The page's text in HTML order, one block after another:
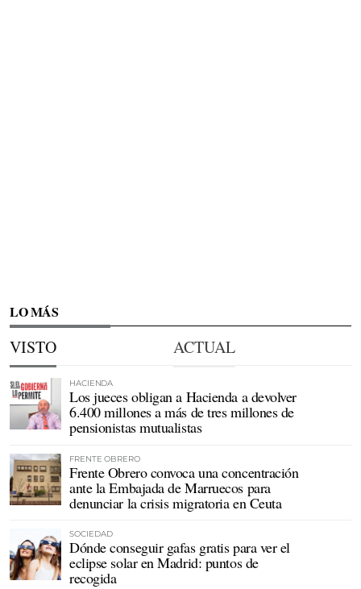
LO MÁS
VISTO ACTUAL
HACIENDA
Los jueces obligan a Hacienda a devolver
6.400 millones a más de tres millones de
pensionistas mutualistas
FRENTE OBRERO
Frente Obrero convoca una concentración
ante la Embajada de Marruecos para
denunciar la crisis migratoria en Ceuta
SOCIEDAD
Dónde conseguir gafas gratis para ver el
eclipse solar en Madrid: puntos de
recogida